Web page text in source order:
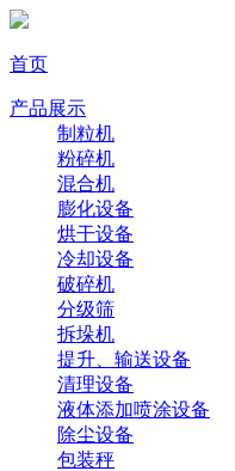
首页
产品展示
制粒机
粉碎机
混合机
膨化设备
烘干设备
冷却设备
破碎机
分级筛
拆垛机
提升、输送设备
清理设备
液体添加喷涂设备
除尘设备
包装秤